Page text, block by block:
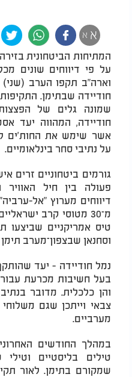
א א
המתיחות הביטחונית
על פי דיווחים שונים
וארה"ב תקפו הערב (שני)
חודיידה שבתימן.
שמונה גלים של
חודיידה, המהווה יעד
אשר שימש את החות'ים
על נתיבי סחר בינלאומיים.
גורמים ביטחוניים זרים
פעולה בין חיל
דיווחים מערוץ "אל-
מ־30 מטוסי קרב
טיס אמריקניים שביצעו
וסחנאן שבצפון־מערב
נמל חודיידה - יעד
בעל חשיבות מכרעת
והן כלכלית. מדובר
צבאי וייתכן שגם
מערביים.
במהלך החודשים
טילים בליסטיים
שמקורם בתימן. לאור